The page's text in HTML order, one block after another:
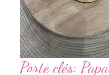
Porte clés: Papa